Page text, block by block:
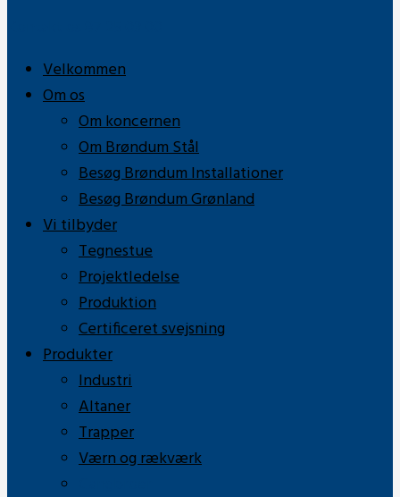
Velkommen
Om os
Om koncernen
Om Brøndum Stål
Besøg Brøndum Installationer
Besøg Brøndum Grønland
Vi tilbyder
Tegnestue
Projektledelse
Produktion
Certificeret svejsning
Produkter
Industri
Altaner
Trapper
Værn og rækværk